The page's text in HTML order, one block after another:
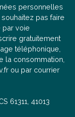
personnelles
pas faire
par voie
gratuitement
téléphonique,
la consommation,
ou par courrier
61311, 41013